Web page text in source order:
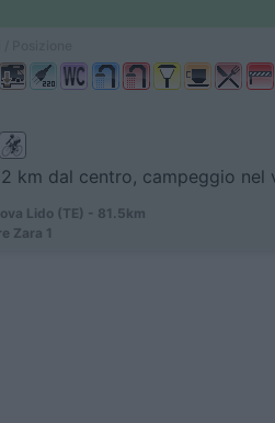
km dal centro, campeggio nel
Lido (TE) - 81.5km
Zara 1